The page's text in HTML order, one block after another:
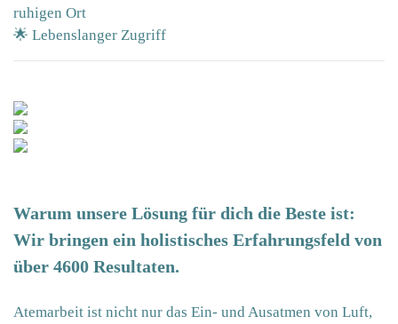
ruhigen Ort
🌟 Lebenslanger Zugriff
Warum unsere Lösung für dich die Beste ist:
Wir bringen ein holistisches Erfahrungsfeld von
über 4600 Resultaten.
Atemarbeit ist nicht nur das Ein- und Ausatmen von Luft,